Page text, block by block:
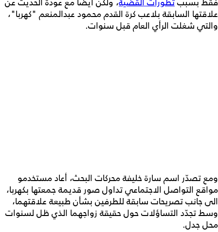
علاقتها السابقة بلاعب كرة القدم محمود عبدالمنعم "كهربا"،
والتي شغلت الرأي العام قبل سنوات.
ومع تصدّر اسم سارة خليفة محركات البحث، أعاد مستخدمو
مواقع التواصل الاجتماعي تداول صور قديمة جمعتها بكهربا،
الى جانب تصريحات سابقة للطرفين بشأن طبيعة علاقتهما،
وسط تجدّد التساؤلات حول حقيقة زواجهما الذي ظل لسنوات
محل جدل.